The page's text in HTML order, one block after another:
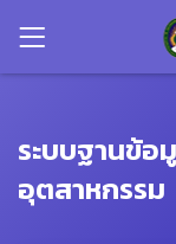
ระบบฐานข้อ
อุตสาหกรรม